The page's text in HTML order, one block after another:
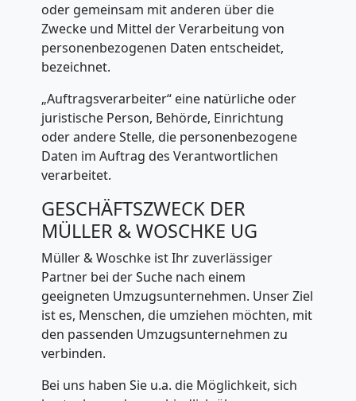
oder gemeinsam mit anderen über die
Zwecke und Mittel der Verarbeitung von
personenbezogenen Daten entscheidet,
bezeichnet.
„Auftragsverarbeiter“ eine natürliche oder
juristische Person, Behörde, Einrichtung
oder andere Stelle, die personenbezogene
Daten im Auftrag des Verantwortlichen
verarbeitet.
GESCHÄFTSZWECK DER
MÜLLER & WOSCHKE UG
Müller & Woschke ist Ihr zuverlässiger
Partner bei der Suche nach einem
geeigneten Umzugsunternehmen. Unser Ziel
ist es, Menschen, die umziehen möchten, mit
den passenden Umzugsunternehmen zu
verbinden.
Bei uns haben Sie u.a. die Möglichkeit, sich